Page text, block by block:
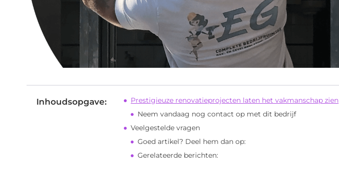
Inhoudsopgave:
Prestigieuze renovatieprojecten laten het vakmanschap zien
Neem vandaag nog contact op met dit bedrijf
Veelgestelde vragen
Goed artikel? Deel hem dan op:
Gerelateerde berichten: